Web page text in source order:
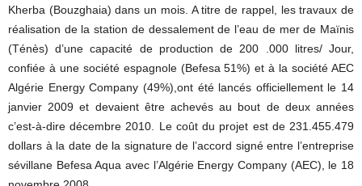
Kherba (Bouzghaia) dans un mois. A titre de rappel, les travaux de
réalisation de la station de dessalement de l’eau de mer de Maïnis
(Ténès) d’une capacité de production de 200 .000 litres/ Jour,
confiée à une société espagnole (Befesa 51%) et à la société AEC
Algérie Energy Company (49%),ont été lancés officiellement le 14
janvier 2009 et devaient être achevés au bout de deux années
c’est-à-dire décembre 2010. Le coût du projet est de 231.455.479
dollars à la date de la signature de l’accord signé entre l’entreprise
sévillane Befesa Aqua avec l’Algérie Energy Company (AEC), le 18